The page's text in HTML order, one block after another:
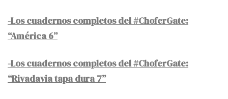
-Los cuadernos completos del #ChoferGate:
“América 6”
-Los cuadernos completos del #ChoferGate:
“Rivadavia tapa dura 7”